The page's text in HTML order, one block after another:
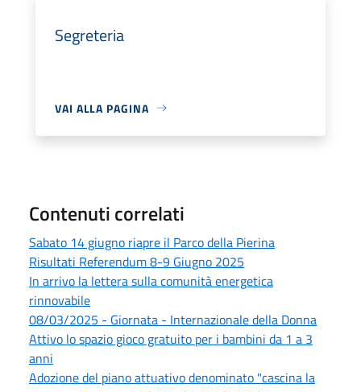
Segreteria
VAI ALLA PAGINA
Contenuti correlati
Sabato 14 giugno riapre il Parco della Pierina
Risultati Referendum 8-9 Giugno 2025
In arrivo la lettera sulla comunità energetica
rinnovabile
08/03/2025 - Giornata - Internazionale della Donna
Attivo lo spazio gioco gratuito per i bambini da 1 a 3
anni
Adozione del piano attuativo denominato "cascina la